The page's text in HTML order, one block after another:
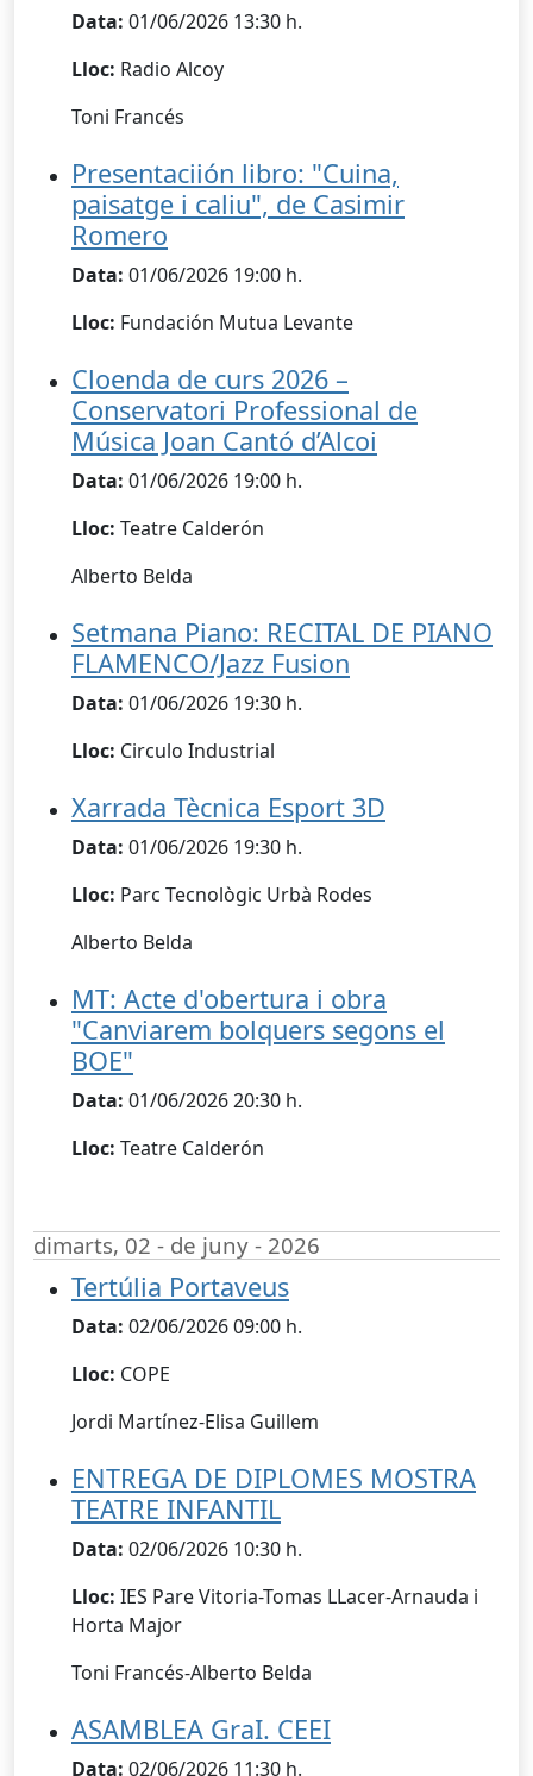
Data: 01/06/2026 13:30 h.
Lloc: Radio Alcoy
Toni Francés
Presentaciión libro: "Cuina,
paisatge i caliu", de Casimir
Romero
Data: 01/06/2026 19:00 h.
Lloc: Fundación Mutua Levante
Cloenda de curs 2026 –
Conservatori Professional de
Música Joan Cantó d’Alcoi
Data: 01/06/2026 19:00 h.
Lloc: Teatre Calderón
Alberto Belda
Setmana Piano: RECITAL DE PIANO
FLAMENCO/Jazz Fusion
Data: 01/06/2026 19:30 h.
Lloc: Circulo Industrial
Xarrada Tècnica Esport 3D
Data: 01/06/2026 19:30 h.
Lloc: Parc Tecnològic Urbà Rodes
Alberto Belda
MT: Acte d'obertura i obra
"Canviarem bolquers segons el
BOE"
Data: 01/06/2026 20:30 h.
Lloc: Teatre Calderón
dimarts, 02 - de juny - 2026
Tertúlia Portaveus
Data: 02/06/2026 09:00 h.
Lloc: COPE
Jordi Martínez-Elisa Guillem
ENTREGA DE DIPLOMES MOSTRA
TEATRE INFANTIL
Data: 02/06/2026 10:30 h.
Lloc: IES Pare Vitoria-Tomas LLacer-Arnauda i
Horta Major
Toni Francés-Alberto Belda
ASAMBLEA GraI. CEEI
Data: 02/06/2026 11:30 h.